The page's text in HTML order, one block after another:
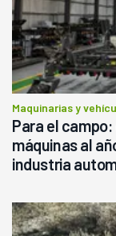
Maquinarias y
Para el
máquinas al
industria